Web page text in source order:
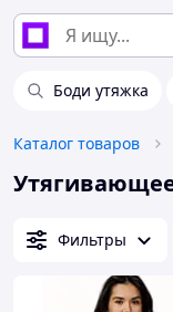
Боди утяжка
Каталог товаров
Фильтры